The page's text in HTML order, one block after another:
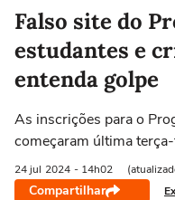
Falso site do
estudantes e
entenda golpe
As inscrições para o
começaram última
24 jul 2024 - 14h02
Compartilhar